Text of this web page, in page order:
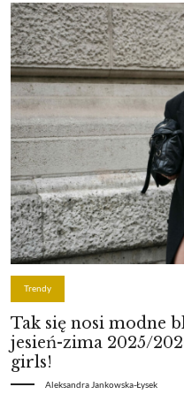
Trendy
Tak się nosi modne
jesień-zima 2025/
girls!
Aleksandra Jankowska-Łysek